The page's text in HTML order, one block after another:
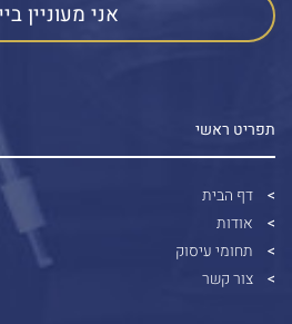
תפריט ראשי
דף הבית
אודות
תחומי עיסוק
צור קשר